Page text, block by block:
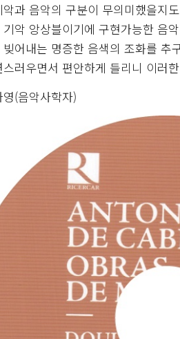
악과 음악의 구분이 무의미했을지
기악 앙상블이기에 구현가능한 음
빚어내는 명증한 음색의 조화를 추
스러우면서 편안하게 들리니 이러
(음악사학자)